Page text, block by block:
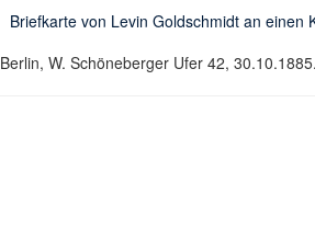
Briefkarte von Levin Goldschmidt an einen
Berlin, W. Schöneberger Ufer 42,